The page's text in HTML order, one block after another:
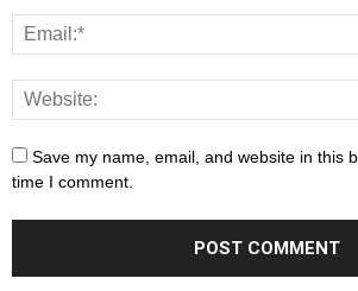
Save my name, email, and website in this
time I comment.